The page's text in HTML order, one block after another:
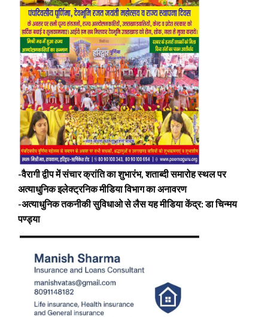
-वैरागी द्वीप में संचार क्रांति का शुभारंभ, शताब्दी समारोह स्थल पर
अत्याधुनिक इलेक्ट्रनिक मीडिया विभाग का अनावरण
-अत्याधुनिक तकनीकी सुविधाओ से लैस यह मीडिया केंद्र: डा चिन्मय
पण्ड्या